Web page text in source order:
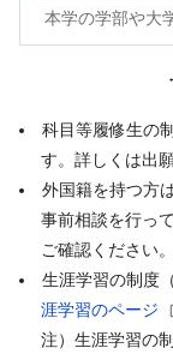
本学の学部や大
科目等履修生の
す。詳しくは出
外国籍を持つ方
事前相談を行っ
ご確認ください。
生涯学習の制度
涯学習のページ
注）生涯学習の